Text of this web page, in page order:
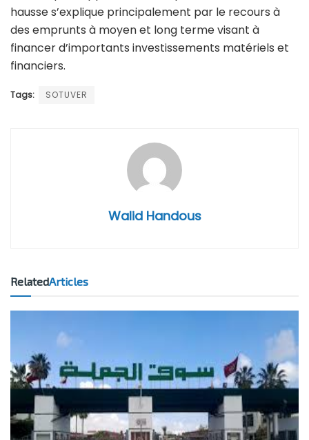
hausse s’explique principalement par le recours à
des emprunts à moyen et long terme visant à
financer d’importants investissements matériels et
financiers.
Tags: SOTUVER
Walid Handous
RelatedArticles